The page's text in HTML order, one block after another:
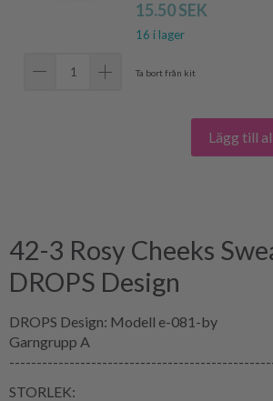
15.50 SEK
16 i lager
Ta bort från kit
Lägg till
42-3 Rosy Cheeks
DROPS Design
DROPS Design: Modell e-081-by
Garngrupp A
STORLEK: